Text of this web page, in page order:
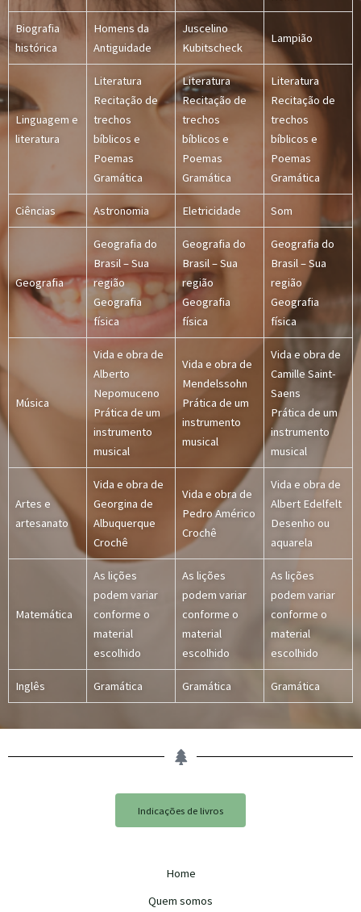
Biografia
histórica
Homens da
Antiguidade
Juscelino
Kubitscheck
Lampião
Linguagem e
literatura
Literatura
Recitação de
trechos
bíblicos e
Poemas
Gramática
Literatura
Recitação de
trechos
bíblicos e
Poemas
Gramática
Literatura
Recitação de
trechos
bíblicos e
Poemas
Gramática
Ciências Astronomia Eletricidade Som
Geografia
Geografia do
Brasil – Sua
região
Geografia
física
Geografia do
Brasil – Sua
região
Geografia
física
Geografia do
Brasil – Sua
região
Geografia
física
Música
Vida e obra de
Alberto
Nepomuceno
Prática de um
instrumento
musical
Vida e obra de
Mendelssohn
Prática de um
instrumento
musical
Vida e obra de
Camille Saint-
Saens
Prática de um
instrumento
musical
Artes e
artesanato
Vida e obra de
Georgina de
Albuquerque
Crochê
Vida e obra de
Pedro Américo
Crochê
Vida e obra de
Albert Edelfelt
Desenho ou
aquarela
Matemática
As lições
podem variar
conforme o
material
escolhido
As lições
podem variar
conforme o
material
escolhido
As lições
podem variar
conforme o
material
escolhido
Inglês Gramática Gramática Gramática
Indicações de livros
Home
Quem somos